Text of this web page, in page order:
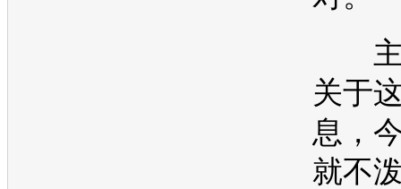
主
关于
息，
就不